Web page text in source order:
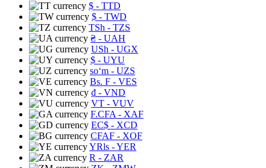
$ - TTD
$ - TWD
TSh - TZS
₴ - UAH
USh - UGX
$ - UYU
soʻm - UZS
Bs. F - VES
₫ - VND
VT - VUV
F.CFA - XAF
EC$ - XCD
CFAF - XOF
YRls - YER
R - ZAR